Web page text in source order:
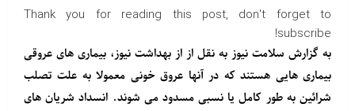
Thank you for reading this post, don't forget to
subscribe!
به گزارش سلامت نیوز به نقل از از بهداشت نیوز، بیماری های عروقی
بیماری هایی هستند که در آنها عروق خونی معمولا به علت تصلب
شرائین به طور کامل یا نسبی مسدود می شوند. انسداد شریان های